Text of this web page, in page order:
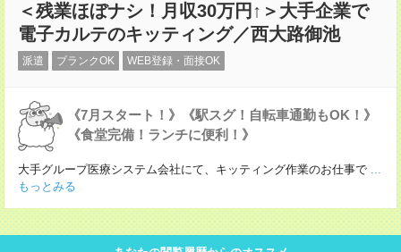
＜残業ほぼナシ！月収30万円↑＞大手企業で
電子カルテのキッティング／西大路御池
派遣 ブランクOK WEB登録・面接OK
《7月スタート！》《駅スグ！自転車通勤もOK！》
《食堂完備！ランチに便利！》
大手グループ医療システム会社にて、キッティング作業のお仕事で ...
もっとみる